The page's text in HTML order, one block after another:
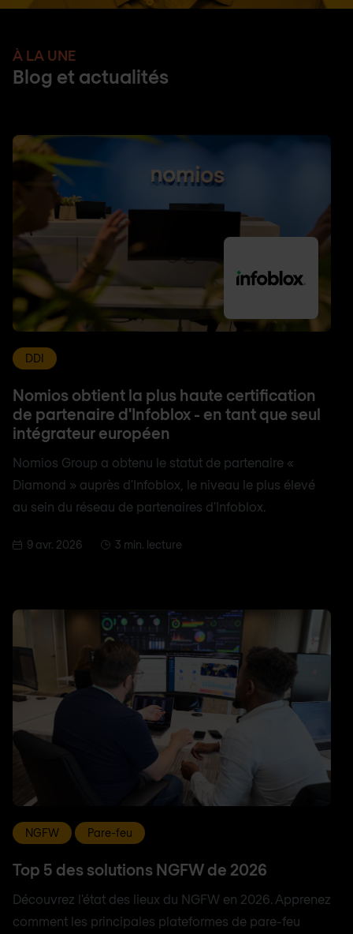
À LA UNE
Blog et actualités
DDI
Nomios obtient la plus haute certification
de partenaire d'Infoblox - en tant que seul
intégrateur européen
Nomios Group a obtenu le statut de partenaire «
Diamond » auprès d'Infoblox, le niveau le plus élevé
au sein du réseau de partenaires d'Infoblox.
9 avr. 2026 3 min. lecture
NGFW Pare-feu
Top 5 des solutions NGFW de 2026
Découvrez l'état des lieux du NGFW en 2026. Apprenez
comment les principales plateformes de pare-feu